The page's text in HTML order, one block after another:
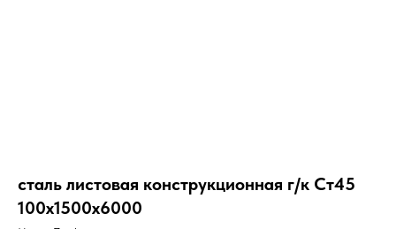
сталь листовая конструкционная г/к Ст45
100х1500х6000